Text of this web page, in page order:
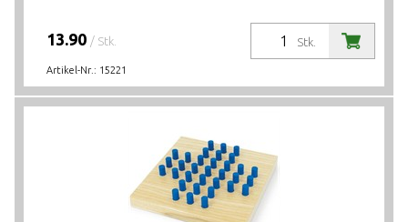
Stk.
13.90 / Stk.
Artikel-Nr.: 15221